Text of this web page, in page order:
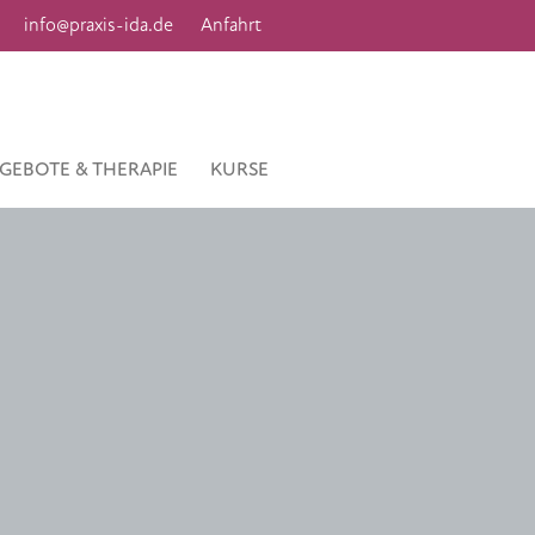
info@praxis-ida.de Anfahrt
& THERAPIE KURSE